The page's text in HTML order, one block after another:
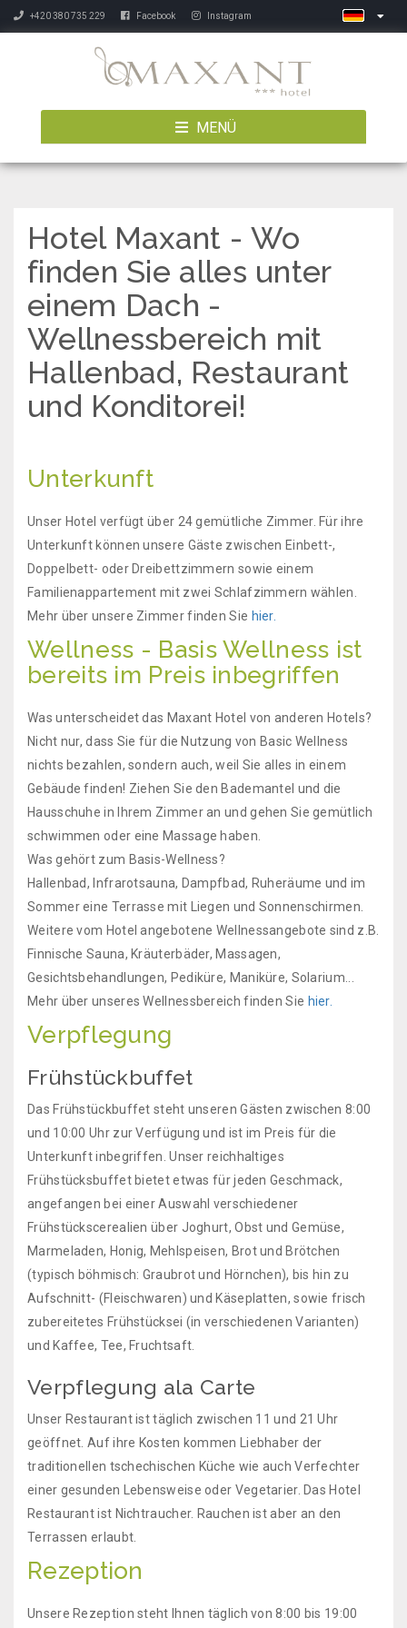
+420 380 735 229 Facebook Instagram
MENÜ
Hotel Maxant - Wo
finden Sie alles unter
einem Dach -
Wellnessbereich mit
Hallenbad, Restaurant
und Konditorei!
Unterkunft
Unser Hotel verfügt über 24 gemütliche Zimmer. Für ihre
Unterkunft können unsere Gäste zwischen Einbett-,
Doppelbett- oder Dreibettzimmern sowie einem
Familienappartement mit zwei Schlafzimmern wählen.
Mehr über unsere Zimmer finden Sie hier.
Wellness - Basis Wellness ist
bereits im Preis inbegriffen
Was unterscheidet das Maxant Hotel von anderen Hotels?
Nicht nur, dass Sie für die Nutzung von Basic Wellness
nichts bezahlen, sondern auch, weil Sie alles in einem
Gebäude finden! Ziehen Sie den Bademantel und die
Hausschuhe in Ihrem Zimmer an und gehen Sie gemütlich
schwimmen oder eine Massage haben.
Was gehört zum Basis-Wellness?
Hallenbad, Infrarotsauna, Dampfbad, Ruheräume und im
Sommer eine Terrasse mit Liegen und Sonnenschirmen.
Weitere vom Hotel angebotene Wellnessangebote sind z.B.
Finnische Sauna, Kräuterbäder, Massagen,
Gesichtsbehandlungen, Pediküre, Maniküre, Solarium...
Mehr über unseres Wellnessbereich finden Sie hier.
Verpflegung
Frühstückbuffet
Das Frühstückbuffet steht unseren Gästen zwischen 8:00
und 10:00 Uhr zur Verfügung und ist im Preis für die
Unterkunft inbegriffen. Unser reichhaltiges
Frühstücksbuffet bietet etwas für jeden Geschmack,
angefangen bei einer Auswahl verschiedener
Frühstückscerealien über Joghurt, Obst und Gemüse,
Marmeladen, Honig, Mehlspeisen, Brot und Brötchen
(typisch böhmisch: Graubrot und Hörnchen), bis hin zu
Aufschnitt- (Fleischwaren) und Käseplatten, sowie frisch
zubereitetes Frühstücksei (in verschiedenen Varianten)
und Kaffee, Tee, Fruchtsaft.
Verpflegung ala Carte
Unser Restaurant ist täglich zwischen 11 und 21 Uhr
geöffnet. Auf ihre Kosten kommen Liebhaber der
traditionellen tschechischen Küche wie auch Verfechter
einer gesunden Lebensweise oder Vegetarier. Das Hotel
Restaurant ist Nichtraucher. Rauchen ist aber an den
Terrassen erlaubt.
Rezeption
Unsere Rezeption steht Ihnen täglich von 8:00 bis 19:00